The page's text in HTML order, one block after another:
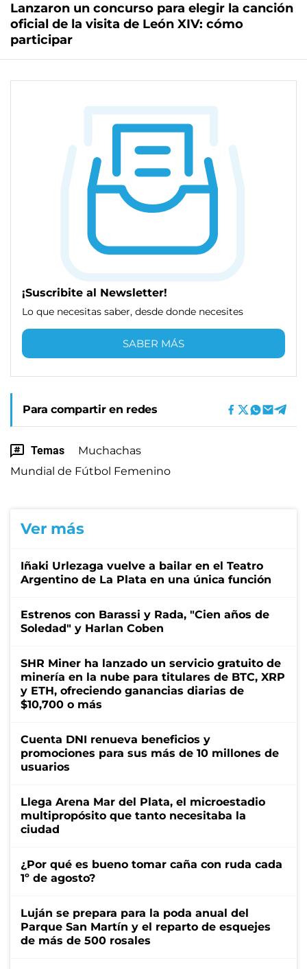
Lanzaron un concurso para elegir la canción
oficial de la visita de León XIV: cómo
participar
¡Suscribite al Newsletter!
Lo que necesitas saber, desde donde necesites
SABER MÁS
Para compartir en redes
Temas
Muchachas
Mundial de Fútbol Femenino
Ver más
Iñaki Urlezaga vuelve a bailar en el Teatro
Argentino de La Plata en una única función
Estrenos con Barassi y Rada, "Cien años de
Soledad" y Harlan Coben
SHR Miner ha lanzado un servicio gratuito de
minería en la nube para titulares de BTC, XRP
y ETH, ofreciendo ganancias diarias de
$10,700 o más
Cuenta DNI renueva beneficios y
promociones para sus más de 10 millones de
usuarios
Llega Arena Mar del Plata, el microestadio
multipropósito que tanto necesitaba la
ciudad
¿Por qué es bueno tomar caña con ruda cada
1º de agosto?
Luján se prepara para la poda anual del
Parque San Martín y el reparto de esquejes
de más de 500 rosales